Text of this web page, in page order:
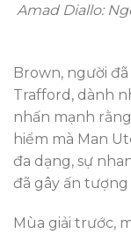
Amad Diallo:
Brown, người
Trafford, dành
nhấn mạnh
hiểm mà Man
đa dạng, sự
đã gây ấn
Mùa giải trước,